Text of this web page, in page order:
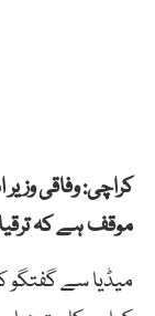
کراچی: وفاقی
موقف ہے کہ
میڈیا سے گفتگو